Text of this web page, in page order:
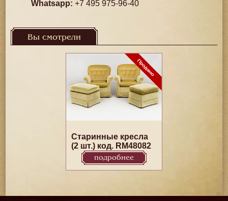
Whatsapp: +7 495 975-96-40
Вы смотрели
Старинные кресла
(2 шт.) код. RM48082
подробнее